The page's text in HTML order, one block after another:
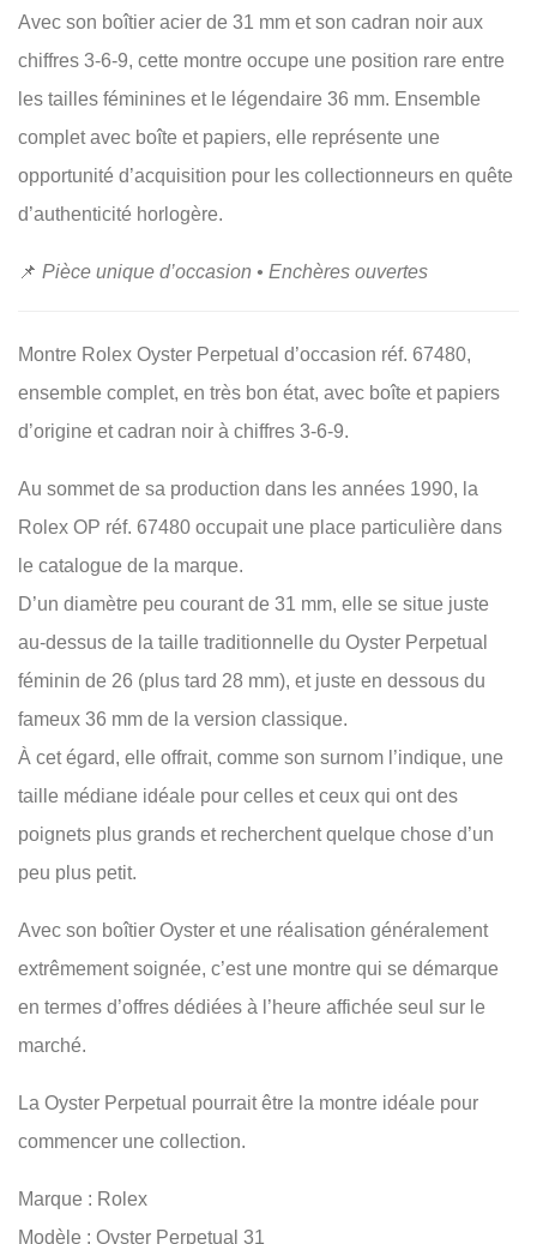
Avec son boîtier acier de 31 mm et son cadran noir aux
chiffres 3-6-9, cette montre occupe une position rare entre
les tailles féminines et le légendaire 36 mm. Ensemble
complet avec boîte et papiers, elle représente une
opportunité d’acquisition pour les collectionneurs en quête
d’authenticité horlogère.
📌 Pièce unique d’occasion • Enchères ouvertes
Montre Rolex Oyster Perpetual d’occasion réf. 67480,
ensemble complet, en très bon état, avec boîte et papiers
d’origine et cadran noir à chiffres 3-6-9.
Au sommet de sa production dans les années 1990, la
Rolex OP réf. 67480 occupait une place particulière dans
le catalogue de la marque.
D’un diamètre peu courant de 31 mm, elle se situe juste
au-dessus de la taille traditionnelle du Oyster Perpetual
féminin de 26 (plus tard 28 mm), et juste en dessous du
fameux 36 mm de la version classique.
À cet égard, elle offrait, comme son surnom l’indique, une
taille médiane idéale pour celles et ceux qui ont des
poignets plus grands et recherchent quelque chose d’un
peu plus petit.
Avec son boîtier Oyster et une réalisation généralement
extrêmement soignée, c’est une montre qui se démarque
en termes d’offres dédiées à l’heure affichée seul sur le
marché.
La Oyster Perpetual pourrait être la montre idéale pour
commencer une collection.
Marque : Rolex
Modèle : Oyster Perpetual 31